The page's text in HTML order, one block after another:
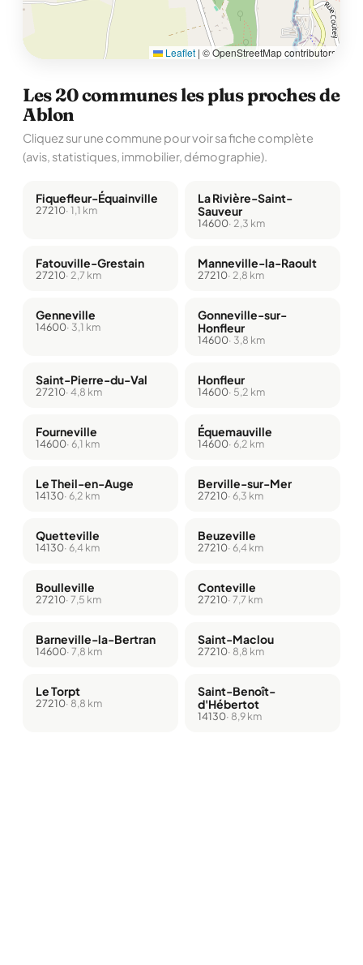
Leaflet | © OpenStreetMap contributors
Les 20 communes les plus proches de
Ablon
Cliquez sur une commune pour voir sa fiche complète
(avis, statistiques, immobilier, démographie).
Fiquefleur-Équainville
27210· 1,1 km
La Rivière-Saint-
Sauveur
14600· 2,3 km
Fatouville-Grestain
27210· 2,7 km
Manneville-la-Raoult
27210· 2,8 km
Genneville
14600· 3,1 km
Gonneville-sur-
Honfleur
14600· 3,8 km
Saint-Pierre-du-Val
27210· 4,8 km
Honfleur
14600· 5,2 km
Fourneville
14600· 6,1 km
Équemauville
14600· 6,2 km
Le Theil-en-Auge
14130· 6,2 km
Berville-sur-Mer
27210· 6,3 km
Quetteville
14130· 6,4 km
Beuzeville
27210· 6,4 km
Boulleville
27210· 7,5 km
Conteville
27210· 7,7 km
Barneville-la-Bertran
14600· 7,8 km
Saint-Maclou
27210· 8,8 km
Le Torpt
27210· 8,8 km
Saint-Benoît-
d'Hébertot
14130· 8,9 km